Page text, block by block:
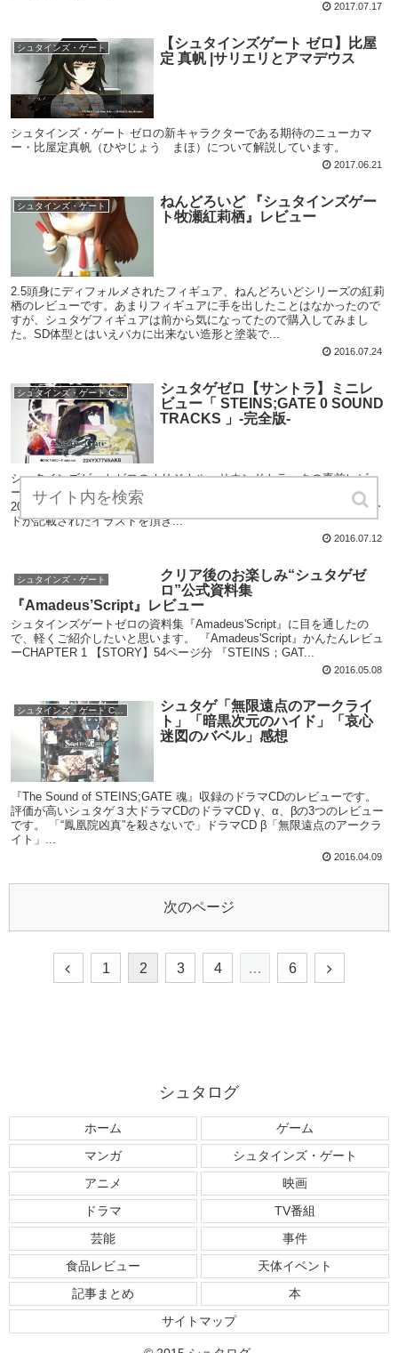
2017.07.17
シュタインズ・ゲート
【シュタインズゲート ゼロ】比屋
定 真帆 |サリエリとアマデウス
シュタインズ・ゲート ゼロの新キャラクターである期待のニューカマ
ー・比屋定真帆（ひやじょう まほ）について解説しています。
2017.06.21
シュタインズ・ゲート
ねんどろいど 『シュタインズゲー
ト牧瀬紅莉栖』レビュー
2.5頭身にディフォルメされたフィギュア、ねんどろいどシリーズの紅莉
栖のレビューです。あまりフィギュアに手を出したことはなかったので
すが、シュタゲフィギュアは前から気になってたので購入してみまし
た。SD体型とはいえバカに出来ない造形と塗装で...
2016.07.24
シュタインズ・ゲート CDレビュー
シュタゲゼロ【サントラ】ミニレ
ビュー「 STEINS;GATE 0 SOUND
TRACKS 」-完全版-
シュタインズゲートゼロのオリジナル・サウンドトラックの事前レビュ
ーです。サントラを予約特典のDISC PLUS紹介です。 【5ｐｂ.祭り
2016】会場予約“特典映像” ▲会場予約と引き換えにディスクプラスコー
ドが記載されたイラストを頂き...
2016.07.12
シュタインズ・ゲート
クリア後のお楽しみ“シュタゲゼ
ロ”公式資料集
『Amadeus’Script』レビュー
シュタインズゲートゼロの資料集『Amadeus'Script』に目を通したの
で、軽くご紹介したいと思います。 『Amadeus'Script』かんたんレビュ
ーCHAPTER 1 【STORY】54ページ分 『STEINS；GAT...
2016.05.08
シュタインズ・ゲート CDレビュー
シュタゲ「無限遠点のアークライ
ト」「暗黒次元のハイド」「哀心
迷図のバベル」感想
『The Sound of STEINS;GATE 魂』収録のドラマCDのレビューです。
評価が高いシュタゲ３大ドラマCDのドラマCD γ、α、βの3つのレビュー
です。 「“鳳凰院凶真”を殺さないで」ドラマCD β「無限遠点のアークラ
イト」...
2016.04.09
次のページ
1 2 3 4 … 6
シュタログ
ホーム
ゲーム
マンガ
シュタインズ・ゲート
アニメ
映画
ドラマ
TV番組
芸能
事件
食品レビュー
天体イベント
記事まとめ
本
サイトマップ